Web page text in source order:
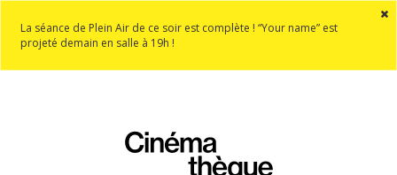
La séance de Plein Air de ce soir est complète ! “Your name” est
projeté demain en salle à 19h !